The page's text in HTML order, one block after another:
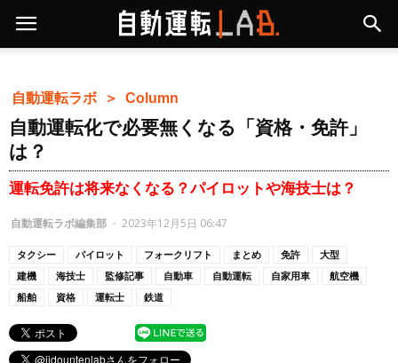
自動運転ラボ ＞ Column
自動運転化で必要無くなる「資格・免許」
は？
運転免許は将来なくなる？パイロットや海技士は？
自動運転ラボ編集部 - 2023年12月5日 06:47
タクシー パイロット フォークリフト まとめ 免許
大型
建機
海技士 監修記事 自動車 自動運転 自家用車
航空機
船舶
資格 運転士 鉄道